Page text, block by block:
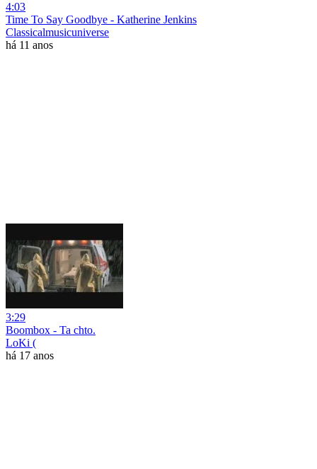
4:03
Time To Say Goodbye - Katherine Jenkins
Classicalmusicuniverse
há 11 anos
3:29
Boombox - Ta chto.
LoKi (
há 17 anos